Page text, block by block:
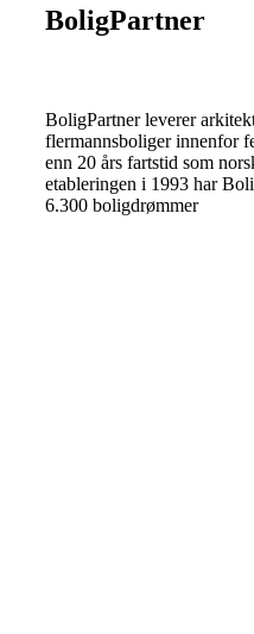
BoligPartner
BoligPartner leverer
flermannsboliger innenfor
enn 20 års fartstid som
etableringen i 1993 har
6.300 boligdrømmer